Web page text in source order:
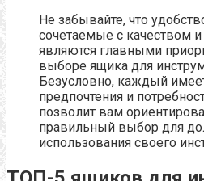
Не забывайте, что
сочетаемые с качеством
являются главными
выборе ящика для
Безусловно, каждый
предпочтения и
позволит вам
правильный выбор для
использования своего